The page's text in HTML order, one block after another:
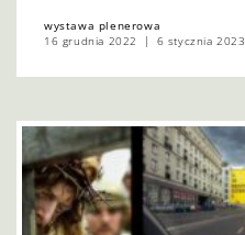
wystawa plenerowa
16 grudnia 2022
6 stycznia 2023